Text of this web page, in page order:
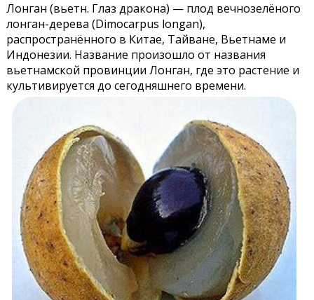
Лонган (вьетн. Глаз дракона) — плод вечнозелёного
лонган-дерева (Dimocarpus longan),
распространённого в Китае, Тайване, Вьетнаме и
Индонезии. Название произошло от названия
вьетнамской провинции Лонган, где это растение и
культивируется до сегодняшнего времени.